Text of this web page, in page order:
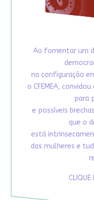
Ao fomentar um
na configuração
o CFEMEA,
para
e possíveis
que o
está
das mulheres e